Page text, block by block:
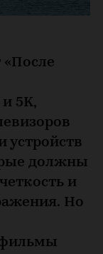
5K,
устройств
должны
и
Но
фильмы